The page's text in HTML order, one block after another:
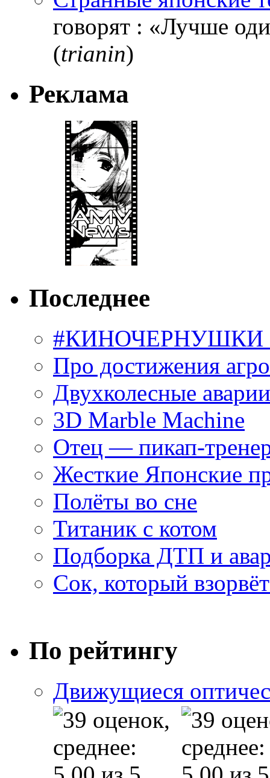
говорят : «Лучше
(trianin)
Реклама
Последнее
#КИНОЧЕРНУШКИ
Про достижения
Двухколесные
3D Marble Machine
Отец — пикап-
Жесткие Японские
Полёты во сне
Титаник с котом
Подборка ДТП и
Сок, который
По рейтингу
Движущиеся